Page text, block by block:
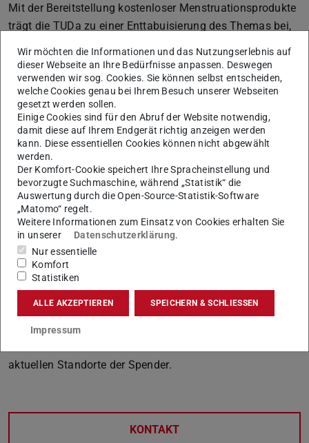
Mit der Bereitstellung kostenloser Menstruationsprodukte
trägt die TUDa zu einer Enttabuisierung des Themas bei,
Beitrag zur weiteren Umsetzung von
Bildungsgerechtigkeit.
Projektidee
Die Initiative für dieses Projekt ging maßgeblich von den
Studierenden aus. Einige Fachbereiche hatten bereits
eigenständig kostenlose Tampons und Binden zur
Verfügung gestellt. Daraufhin entwickelten das
Studentische Gesundheitsmanagement (SGM) und das
Diversity Education Office (DEO) in Zusammenarbeit mit
dem AStA, dem Gleichstellungsbüro und dem Büro für
Nachhaltigkeit ein Konzept zur flächendeckenden
Umsetzung. Aktuell finden Sie Tampons (Größe Normal)
und Binden in 32 weitgehend barrierefreien Damen- und
All-Gender-Toiletten in verschiedenen
Universitätsgebäuden.
aktuellen Standorte der Spender.
KONTAKT
Wir möchten die Informationen und das Nutzungserlebnis auf
dieser Webseite an Ihre Bedürfnisse anpassen. Deswegen
verwenden wir sog. Cookies. Sie können selbst entscheiden,
welche Cookies genau bei Ihrem Besuch unserer Webseiten
gesetzt werden sollen.
Einige Cookies sind für den Abruf der Website notwendig,
damit diese auf Ihrem Endgerät richtig anzeigen werden
kann. Diese essentiellen Cookies können nicht abgewählt
werden.
Der Komfort-Cookie speichert Ihre Spracheinstellung und
bevorzugte Suchmaschine, während „Statistik“ die
Auswertung durch die Open-Source-Statistik-Software
„Matomo“ regelt.
Weitere Informationen zum Einsatz von Cookies erhalten Sie
in unserer
Datenschutzerklärung.
Nur essentielle
Komfort
Statistiken
ALLE AKZEPTIEREN SPEICHERN & SCHLIESSEN
Impressum